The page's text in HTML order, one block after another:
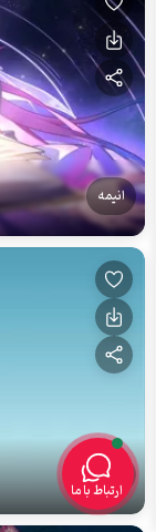
انیمه
گربه
ارتباط با ما